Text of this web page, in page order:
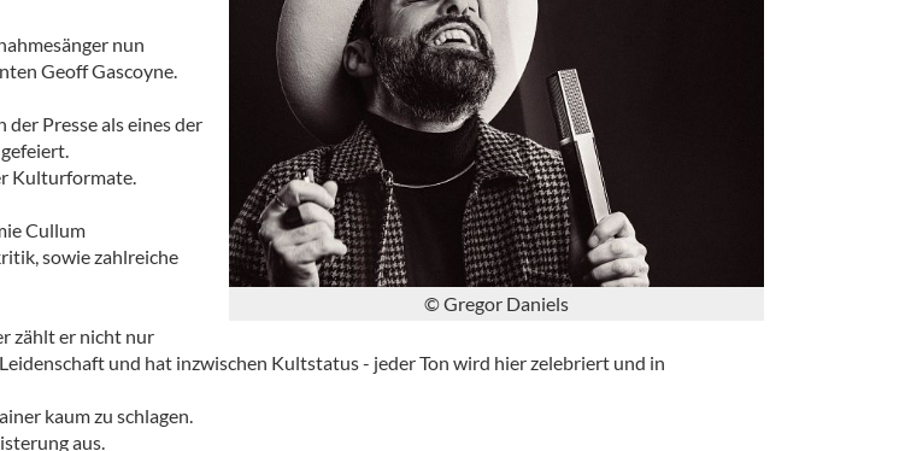
© Gregor Daniels
nun
Geoff Gascoyne.
Presse als eines der
Kulturformate.
Cullum
sowie zahlreiche
zählt er nicht nur
und hat inzwischen Kultstatus - jeder Ton wird hier zelebriert und in
kaum zu schlagen.
aus.